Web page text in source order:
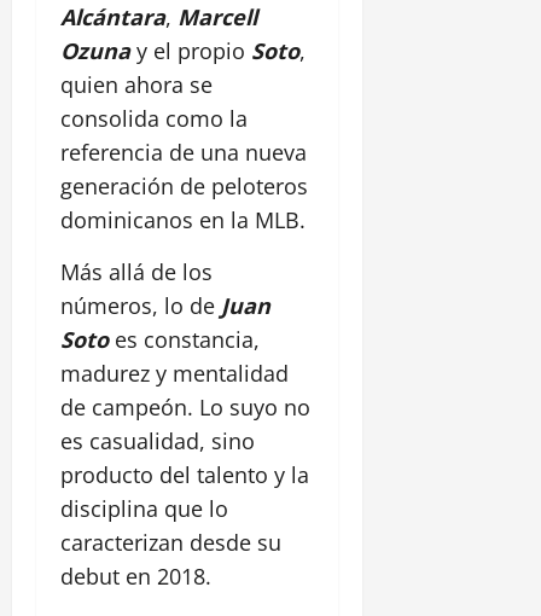
Alcántara, Marcell
Ozunay el propio Soto,
quien ahora se
consolida como la
referencia de una nueva
generación de peloteros
dominicanos en la MLB.
Más allá de los
números, lo de Juan
Sotoes constancia,
madurez y mentalidad
de campeón. Lo suyo no
es casualidad, sino
producto del talento y la
disciplina que lo
caracterizan desde su
debut en 2018.